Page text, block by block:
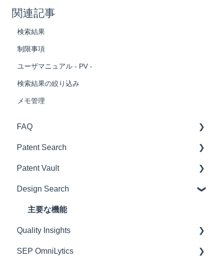
関連記事
検索結果
制限事項
ユーザマニュアル - PV -
検索結果の絞り込み
メモ管理
FAQ
定期購入
Patent Search
操作マニュアル
検索機能
検索結果と操作画面
プロジェクト管理
その他の機能
Patent Vault
操作マニュアル
Design Search
主要な機能
Quality Insights
QIレポートのタブ
SEP OmniLytics